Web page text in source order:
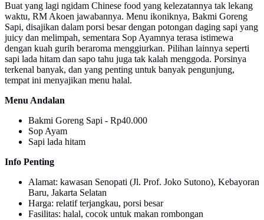
Buat yang lagi ngidam Chinese food yang kelezatannya tak lekang
waktu, RM Akoen jawabannya. Menu ikoniknya, Bakmi Goreng
Sapi, disajikan dalam porsi besar dengan potongan daging sapi yang
juicy dan melimpah, sementara Sop Ayamnya terasa istimewa
dengan kuah gurih beraroma menggiurkan. Pilihan lainnya seperti
sapi lada hitam dan sapo tahu juga tak kalah menggoda. Porsinya
terkenal banyak, dan yang penting untuk banyak pengunjung,
tempat ini menyajikan menu halal.
Menu Andalan
Bakmi Goreng Sapi - Rp40.000
Sop Ayam
Sapi lada hitam
Info Penting
Alamat: kawasan Senopati (Jl. Prof. Joko Sutono), Kebayoran
Baru, Jakarta Selatan
Harga: relatif terjangkau, porsi besar
Fasilitas: halal, cocok untuk makan rombongan